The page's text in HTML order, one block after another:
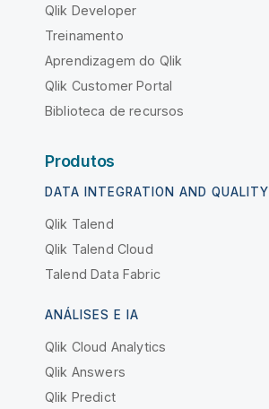
Qlik Developer
Treinamento
Aprendizagem do Qlik
Qlik Customer Portal
Biblioteca de recursos
Produtos
DATA INTEGRATION AND QUALITY
Qlik Talend
Qlik Talend Cloud
Talend Data Fabric
ANÁLISES E IA
Qlik Cloud Analytics
Qlik Answers
Qlik Predict